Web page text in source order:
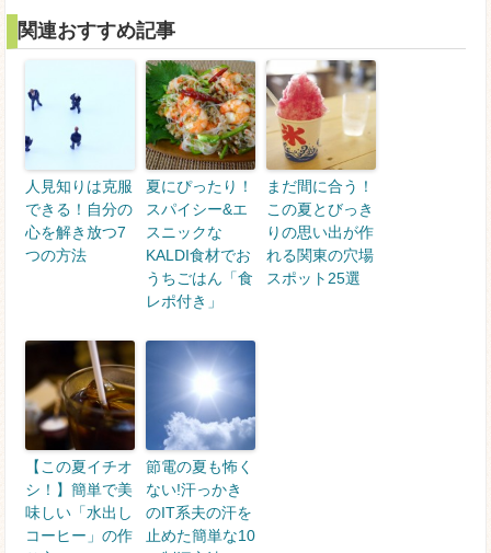
関連おすすめ記事
人見知りは克服
できる！自分の
心を解き放つ7
つの方法
夏にぴったり！
スパイシー&エ
スニックな
KALDI食材でお
うちごはん「食
レポ付き」
まだ間に合う！
この夏とびっき
りの思い出が作
れる関東の穴場
スポット25選
【この夏イチオ
シ！】簡単で美
味しい「水出し
コーヒー」の作
節電の夏も怖く
ない!汗っかき
のIT系夫の汗を
止めた簡単な10